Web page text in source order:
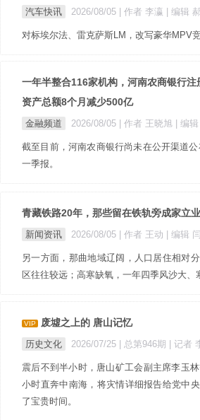
汽车快讯 2026/08/05 | 作者 李瀛 | 编辑
对标埃尔法、雷克萨斯LM，改写豪华MPV
一年半整合116家机构，河南农商银行注
资产总额8个月减少500亿
金融频道 2026/08/05 | 作者 王晓旭 | 编
截至目前，河南农商银行尚未在公开渠道
一季报。
青藏铁路20年，那些留在铁轨旁成家立
新闻资讯 2026/08/05 | 作者 王动 | 编辑
另一方面，那曲地域辽阔，人口居住相对
区往往较远；高寒缺氧，一年四季风沙大、
VIP 废墟之上的 唐山记忆
历史文化 2026/07/25 | 总第946期 | 记者
震后不到半小时，唐山矿工会副主席李玉
小时直奔中南海，将灾情详细报告给党中
了宝贵时间。